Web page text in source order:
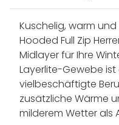
Kuschelig, warm
Hooded Full Zip
Midlayer für Ihre
Layerlite-Gewebe
vielbeschäftigte
zusätzliche Wärme
milderem Wetter als